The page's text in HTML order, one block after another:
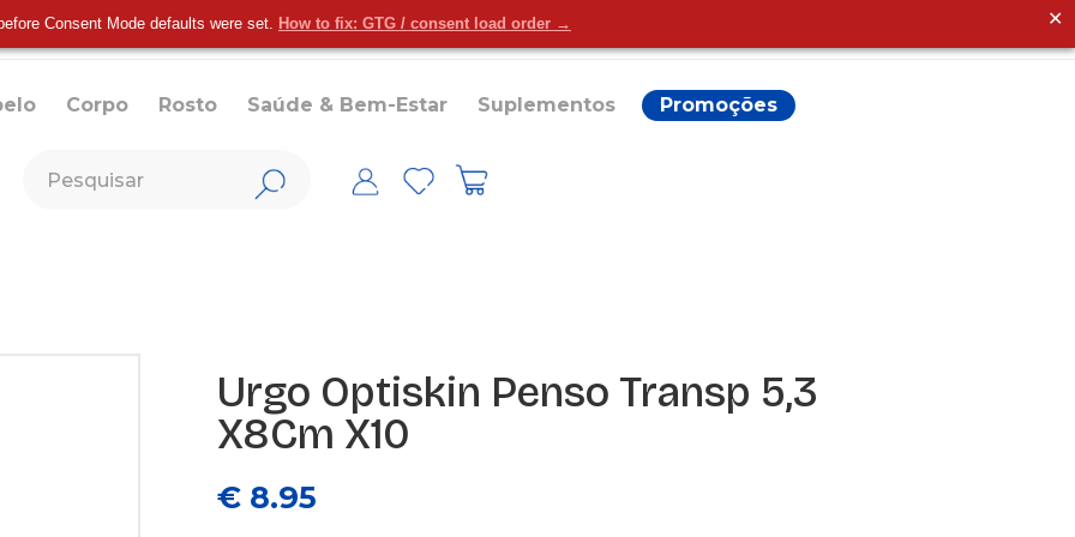
Consent Mode defaults were set. How to fix: GTG / consent load order → ✕
Corpo Rosto Saúde & Bem-Estar Suplementos Promoções
Urgo Optiskin Penso Transp 5,3
X8Cm X10
€ 8.95